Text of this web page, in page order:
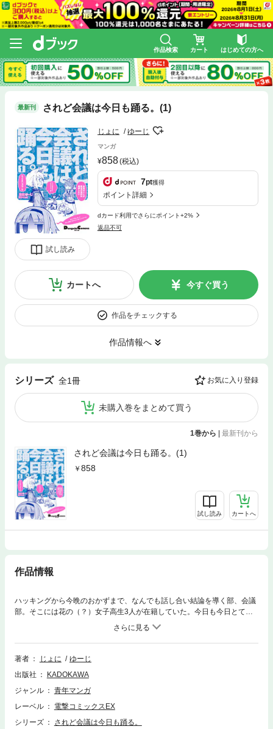
作品検索 カート はじめての方へ
最新刊 されど会議は今日も踊る。(1)
試し読み
じょに ゆーじ
マンガ
858(税込)
7pt獲得
ポイント詳細
dカード利用でさらにポイント+2%
返品不可
カートへ 今すぐ買う
作品をチェックする
作品情報へ
シリーズ 全1冊 お気に入り登録
未購入巻をまとめて買う
1巻から | 最新刊から
されど会議は今日も踊る。(1)
858
試し読み カートへ
作品情報
ハッキングから今晩のおかずまで、なんでも話し合い結論を導く部、会議
部。そこには花の（？）女子高生3人が在籍していた。今日も今日とてし
ょ～～～もない議論をカンカンガクガクと繰り広げる会議部。――さあ、
俺たちの話し合いはこれからだ！
著者 じょに
ゆーじ
出版社
KADOKAWA
ジャンル
青年マンガ
レーベル
電撃コミックスEX
シリーズ
されど会議は今日も踊る。